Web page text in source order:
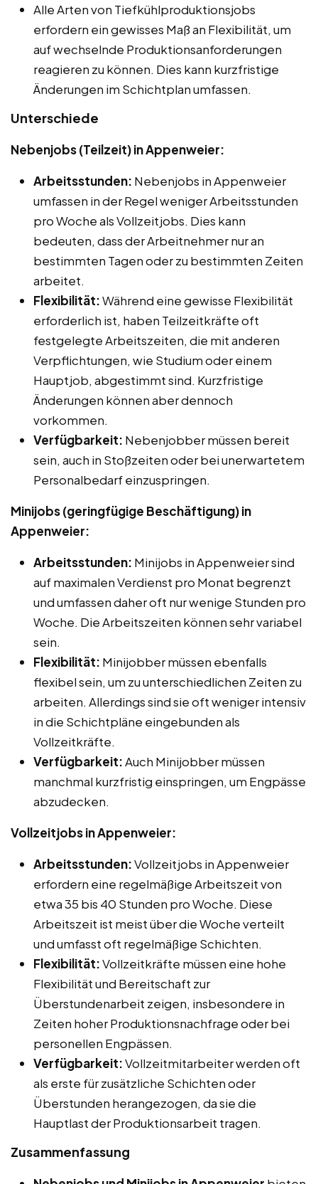
Alle Arten von Tiefkühlproduktionsjobs
erfordern ein gewisses Maß an Flexibilität, um
auf wechselnde Produktionsanforderungen
reagieren zu können. Dies kann kurzfristige
Änderungen im Schichtplan umfassen.
Unterschiede
Nebenjobs (Teilzeit) in Appenweier:
Arbeitsstunden: Nebenjobs in Appenweier
umfassen in der Regel weniger Arbeitsstunden
pro Woche als Vollzeitjobs. Dies kann
bedeuten, dass der Arbeitnehmer nur an
bestimmten Tagen oder zu bestimmten Zeiten
arbeitet.
Flexibilität:Während eine gewisse Flexibilität
erforderlich ist, haben Teilzeitkräfte oft
festgelegte Arbeitszeiten, die mit anderen
Verpflichtungen, wie Studium oder einem
Hauptjob, abgestimmt sind. Kurzfristige
Änderungen können aber dennoch
vorkommen.
Verfügbarkeit: Nebenjobber müssen bereit
sein, auch in Stoßzeiten oder bei unerwartetem
Personalbedarf einzuspringen.
Minijobs (geringfügige Beschäftigung) in
Appenweier:
Arbeitsstunden: Minijobs in Appenweier sind
auf maximalen Verdienst pro Monat begrenzt
und umfassen daher oft nur wenige Stunden pro
Woche. Die Arbeitszeiten können sehr variabel
sein.
Flexibilität: Minijobber müssen ebenfalls
flexibel sein, um zu unterschiedlichen Zeiten zu
arbeiten. Allerdings sind sie oft weniger intensiv
in die Schichtpläne eingebunden als
Vollzeitkräfte.
Verfügbarkeit:Auch Minijobber müssen
manchmal kurzfristig einspringen, um Engpässe
abzudecken.
Vollzeitjobs in Appenweier:
Arbeitsstunden:Vollzeitjobs in Appenweier
erfordern eine regelmäßige Arbeitszeit von
etwa 35 bis 40 Stunden pro Woche. Diese
Arbeitszeit ist meist über die Woche verteilt
und umfasst oft regelmäßige Schichten.
Flexibilität:Vollzeitkräfte müssen eine hohe
Flexibilität und Bereitschaft zur
Überstundenarbeit zeigen, insbesondere in
Zeiten hoher Produktionsnachfrage oder bei
personellen Engpässen.
Verfügbarkeit:Vollzeitmitarbeiter werden oft
als erste für zusätzliche Schichten oder
Überstunden herangezogen, da sie die
Hauptlast der Produktionsarbeit tragen.
Zusammenfassung